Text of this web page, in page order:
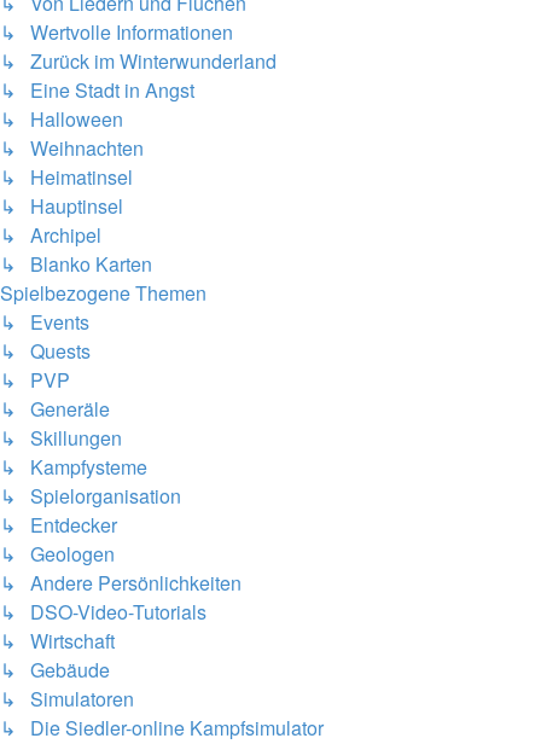
↳ Wertvolle Informationen
↳ Zurück im Winterwunderland
↳ Eine Stadt in Angst
↳ Halloween
↳ Weihnachten
↳ Heimatinsel
↳ Hauptinsel
↳ Archipel
↳ Blanko Karten
Spielbezogene Themen
↳ Events
↳ Quests
↳ PVP
↳ Generäle
↳ Skillungen
↳ Kampfysteme
↳ Spielorganisation
↳ Entdecker
↳ Geologen
↳ Andere Persönlichkeiten
↳ DSO-Video-Tutorials
↳ Wirtschaft
↳ Gebäude
↳ Simulatoren
↳ Die Siedler-online Kampfsimulator